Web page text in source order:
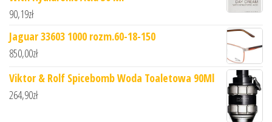
90,19zł
Jaguar 33603 1000 rozm.60-18-150
850,00zł
Viktor & Rolf Spicebomb Woda Toaletowa 90Ml
264,90zł